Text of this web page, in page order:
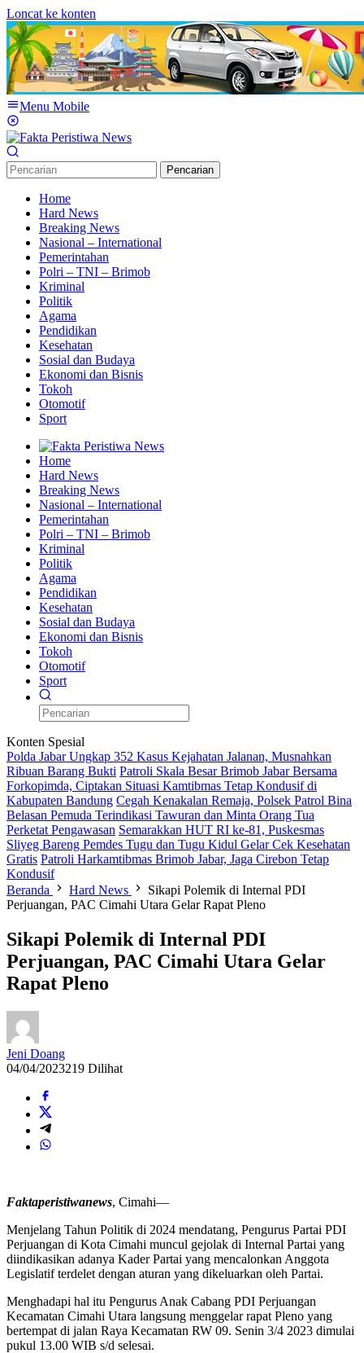
Loncat ke konten
Menu Mobile
Pencarian
Home
Hard News
Breaking News
Nasional – International
Pemerintahan
Polri – TNI – Brimob
Kriminal
Politik
Agama
Pendidikan
Kesehatan
Sosial dan Budaya
Ekonomi dan Bisnis
Tokoh
Otomotif
Sport
Home
Hard News
Breaking News
Nasional – International
Pemerintahan
Polri – TNI – Brimob
Kriminal
Politik
Agama
Pendidikan
Kesehatan
Sosial dan Budaya
Ekonomi dan Bisnis
Tokoh
Otomotif
Sport
Konten Spesial
Polda Jabar Ungkap 352 Kasus Kejahatan Jalanan, Musnahkan
Ribuan Barang Bukti Patroli Skala Besar Brimob Jabar Bersama
Forkopimda, Ciptakan Situasi Kamtibmas Tetap Kondusif di
Kabupaten Bandung Cegah Kenakalan Remaja, Polsek Patrol Bina
Belasan Pemuda Terindikasi Tawuran dan Minta Orang Tua
Perketat Pengawasan Semarakkan HUT RI ke-81, Puskesmas
Sliyeg Bareng Pemdes Tugu dan Tugu Kidul Gelar Cek Kesehatan
Gratis Patroli Harkamtibmas Brimob Jabar, Jaga Cirebon Tetap
Kondusif
Beranda
Hard News
Sikapi Polemik di Internal PDI
Perjuangan, PAC Cimahi Utara Gelar Rapat Pleno
Sikapi Polemik di Internal PDI
Perjuangan, PAC Cimahi Utara Gelar
Rapat Pleno
Jeni Doang
04/04/2023219 Dilihat
Faktaperistiwanews, Cimahi—
Menjelang Tahun Politik di 2024 mendatang, Pengurus Partai PDI
Perjuangan di Kota Cimahi muncul gejolak di Internal Partai yang
diindikasikan adanya Kader Partai yang mencalonkan Anggota
Legislatif terdelet dengan aturan yang dikeluarkan oleh Partai.
Menghadapi hal itu Pengurus Anak Cabang PDI Perjuangan
Kecamatan Cimahi Utara langsung menggelar rapat Pleno yang
bertempat di jalan Raya Kecamatan RW 09. Senin 3/4 2023 dimulai
pukul 13.00 WIB s/d selesai.